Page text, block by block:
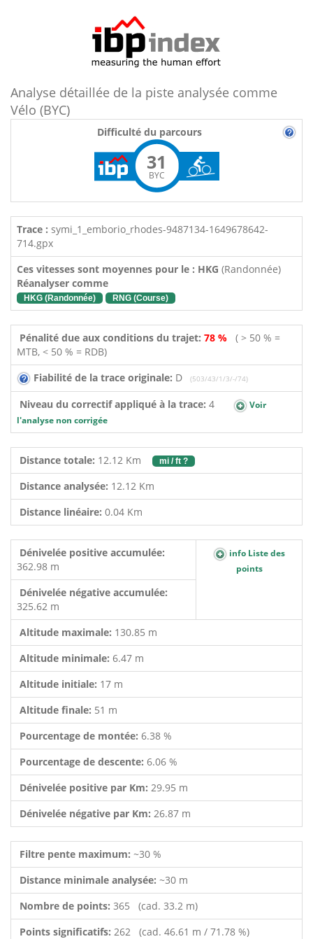
Analyse détaillée de la piste analysée comme
Vélo (BYC)
Difficulté du parcours
31
BYC
Trace : symi_1_emborio_rhodes-9487134-1649678642-
714.gpx
Ces vitesses sont moyennes pour le : HKG (Randonnée)
Réanalyser comme
HKG (Randonnée) RNG (Course)
Pénalité due aux conditions du trajet: 78 % ( > 50 % =
MTB, < 50 % = RDB)
Fiabilité de la trace originale: D (503/43/1/3/-/74)
Niveau du correctif appliqué à la trace: 4
Voir
l'analyse non corrigée
Distance totale: 12.12 Km mi / ft ?
Distance analysée: 12.12 Km
Distance linéaire: 0.04 Km
Dénivelée positive accumulée:
362.98 m
info Liste des
points
Dénivelée négative accumulée:
325.62 m
Altitude maximale: 130.85 m
Altitude minimale: 6.47 m
Altitude initiale: 17 m
Altitude finale: 51 m
Pourcentage de montée: 6.38 %
Pourcentage de descente: 6.06 %
Dénivelée positive par Km: 29.95 m
Dénivelée négative par Km: 26.87 m
Filtre pente maximum: ~30 %
Distance minimale analysée: ~30 m
Nombre de points: 365 (cad. 33.2 m)
Points significatifs: 262 (cad. 46.61 m / 71.78 %)